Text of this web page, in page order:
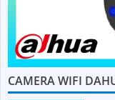
CAMERA WIFI